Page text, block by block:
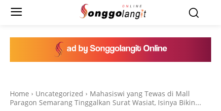
Home Uncategorized
Mahasiswi yang Tewas di Mall
Paragon Semarang Tinggalkan Surat Wasiat, Isinya Bikin...